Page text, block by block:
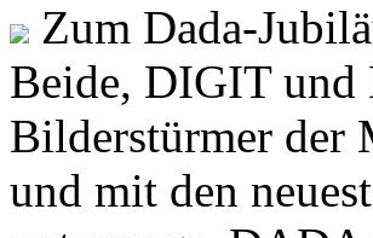
Zum Dada-
Beide, DIGIT
Bilderstürmer der
und mit den